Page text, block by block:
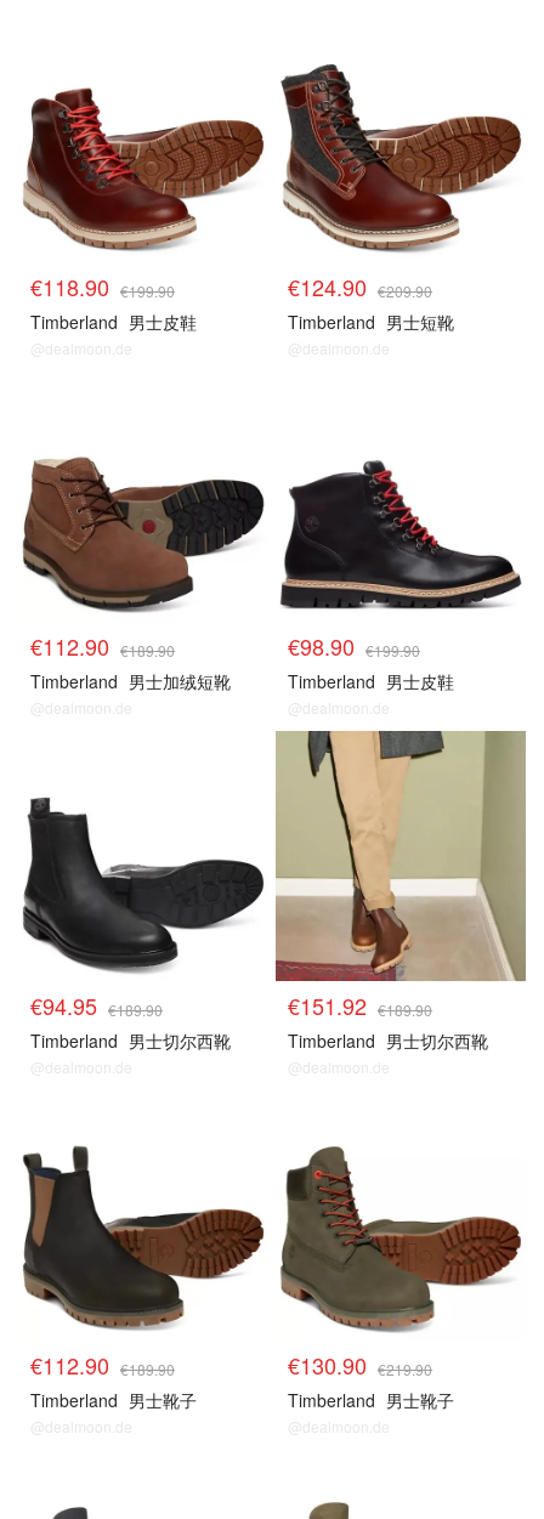
€118.90 €199.90
Timberland 男士皮鞋
@dealmoon.de
€124.90 €209.90
Timberland 男士短靴
@dealmoon.de
€112.90 €189.90
Timberland 男士加绒短靴
@dealmoon.de
€98.90 €199.90
Timberland 男士皮鞋
@dealmoon.de
€94.95 €189.90
Timberland 男士切尔西靴
@dealmoon.de
€151.92 €189.90
Timberland 男士切尔西靴
@dealmoon.de
€112.90 €189.90
Timberland 男士靴子
@dealmoon.de
€130.90 €219.90
Timberland 男士靴子
@dealmoon.de